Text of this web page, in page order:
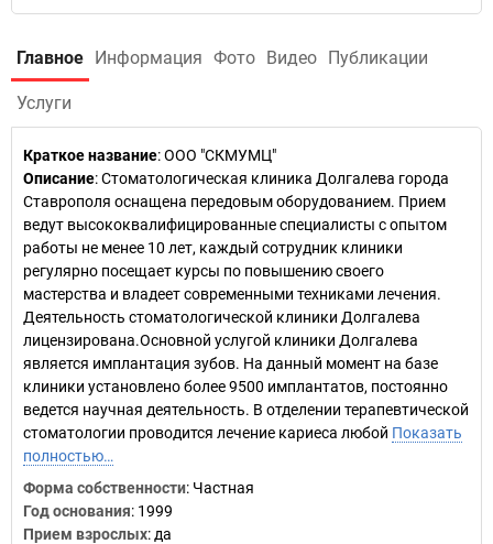
Главное Информация Фото Видео Публикации
Услуги
Краткое название:ООО "СКМУМЦ"
Описание: Стоматологическая клиника Долгалева города
Ставрополя оснащена передовым оборудованием. Прием
ведут высококвалифицированные специалисты с опытом
работы не менее 10 лет, каждый сотрудник клиники
регулярно посещает курсы по повышению своего
мастерства и владеет современными техниками лечения.
Деятельность стоматологической клиники Долгалева
лицензирована.Основной услугой клиники Долгалева
является имплантация зубов. На данный момент на базе
клиники установлено более 9500 имплантатов, постоянно
ведется научная деятельность. В отделении терапевтической
стоматологии проводится лечение кариеса любой Показать
полностью…
Форма собственности: Частная
Год основания: 1999
Прием взрослых: да